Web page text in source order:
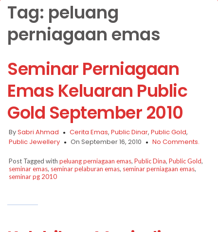
Tag: peluang
perniagaan emas
Seminar Perniagaan
Emas Keluaran Public
Gold September 2010
BySabri Ahmad Cerita Emas, Public Dinar, Public Gold,
Public Jewellery
On September 16, 2010 No Comments.
Post Tagged with peluang perniagaan emas, Public Dina, Public Gold,
seminar emas, seminar pelaburan emas, seminar perniagaan emas,
seminar pg 2010